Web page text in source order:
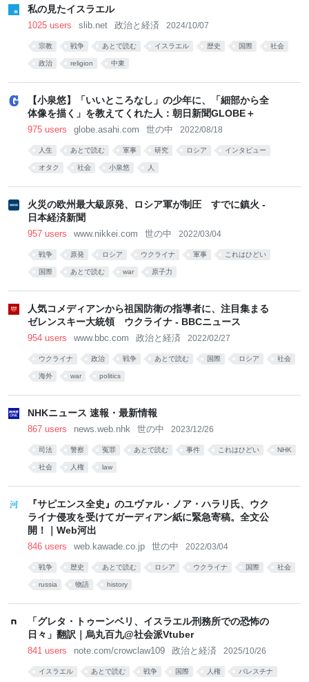
私の見たイスラエル
1025 users slib.net 政治と経済 2024/10/07
宗教 戦争 あとで読む イスラエル 歴史 国際 社会
政治 religion 中東
【小泉悠】「いいところなし」の少年に、「細部から全
体像を描く」を教えてくれた人：朝日新聞GLOBE＋
975 users globe.asahi.com 世の中 2022/08/18
人生 あとで読む 軍事 研究 ロシア インタビュー
オタク 社会 小泉悠 人
火災の欧州最大級原発、ロシア軍が制圧 すでに鎮火 -
日本経済新聞
957 users www.nikkei.com 世の中 2022/03/04
戦争 原発 ロシア ウクライナ 軍事 これはひどい
国際 あとで読む war 原子力
人気コメディアンから祖国防衛の指導者に、注目集まる
ゼレンスキー大統領 ウクライナ - BBCニュース
954 users www.bbc.com 政治と経済 2022/02/27
ウクライナ 政治 戦争 あとで読む 国際 ロシア 社会
海外 war politics
NHKニュース 速報・最新情報
867 users news.web.nhk 世の中 2023/12/26
司法 警察 冤罪 あとで読む 事件 これはひどい NHK
社会 人権 law
『サピエンス全史』のユヴァル・ノア・ハラリ氏、ウク
ライナ侵攻を受けてガーディアン紙に緊急寄稿。全文公
開！｜Web河出
846 users web.kawade.co.jp 世の中 2022/03/04
戦争 歴史 あとで読む ロシア ウクライナ 国際 社会
russia 物語 history
「グレタ・トゥーンベリ、イスラエル刑務所での恐怖の
日々」翻訳｜烏丸百九@社会派Vtuber
841 users note.com/crowclaw109 政治と経済 2025/10/26
イスラエル あとで読む 戦争 国際 人権 パレスチナ